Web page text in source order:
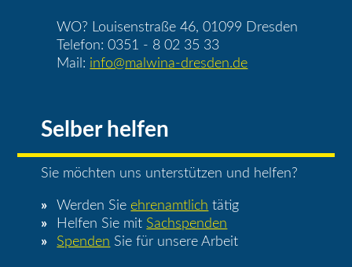
WO? Louisenstraße 46, 01099 Dresden
Telefon: 0351 - 8 02 35 33
Mail: info@malwina-dresden.de
Selber helfen
Sie möchten uns unterstützen und helfen?
Werden Sie ehrenamtlich tätig
Helfen Sie mit Sachspenden
Spenden Sie für unsere Arbeit